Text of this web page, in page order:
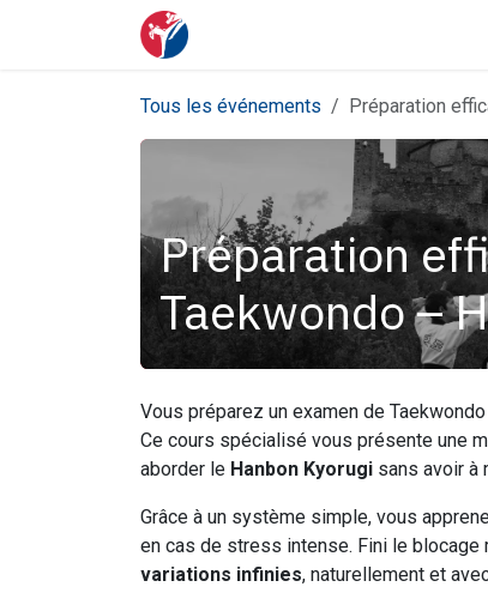
Se rendre au contenu
Tous les événements Préparation
Préparation
Taekwondo –
Vous préparez un examen de
Ce cours spécialisé vous présente une
aborder le Hanbon Kyorugi sans avoir à
Grâce à un système simple, vous
en cas de stress intense. Fini le
variations infinies, naturellement et